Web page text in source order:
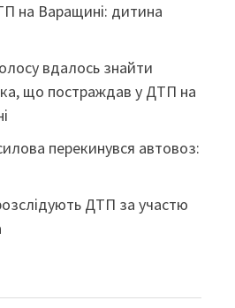
на Варащині: дитина
вдалось знайти
що постраждав у ДТП на
перекинувся автовоз:
ДТП за участю